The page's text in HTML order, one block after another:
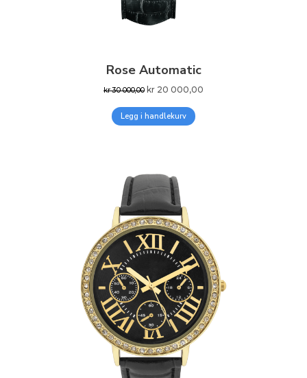
Rose Automatic
kr30 000,00 Opprinnelig
var:
kr 20 000,00
Legg i handlekurv